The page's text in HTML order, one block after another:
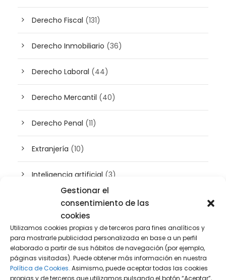
Gestionar el
consentimiento de las
cookies
Utilizamos cookies propias y de terceros para fines analíticos y
para mostrarle publicidad personalizada en base a un perfil
elaborado a partir de sus hábitos de navegación (por ejemplo,
páginas visitadas). Puede obtener más información en nuestra
Política de Cookies. Asimismo, puede aceptar todas las cookies
propias y de terceros que utilizamos pulsando el botón “Aceptar”,
Derecho Fiscal (131)
Derecho Inmobiliario (36)
Derecho Laboral (44)
Derecho Mercantil (40)
Derecho Penal (11)
Extranjería (10)
Inteligencia artificial (3)
Patrimonio(5)
Plusvalía(2)
Prensa(2)
Propiedad intelectual e industrial(13)